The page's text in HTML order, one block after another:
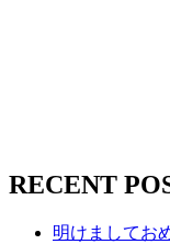
RECENT
明けましてお